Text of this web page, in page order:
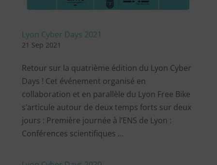
Lyon Cyber Days 2021
21 Sep 2021
Retour sur la quatrième édition du Lyon Cyber
Days ! Cet événement organisé en
collaboration et en parallèle du Lyon Free Bike
s’articule autour de deux temps forts sur deux
jours : Première journée à l’ENS de Lyon :
Conférences scientifiques …